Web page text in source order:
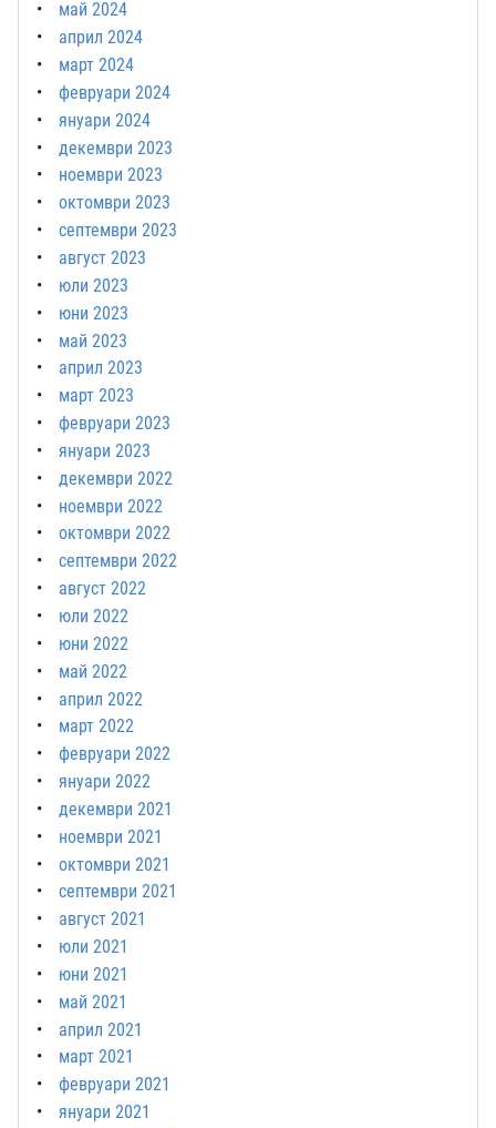
май 2024
април 2024
март 2024
февруари 2024
януари 2024
декември 2023
ноември 2023
октомври 2023
септември 2023
август 2023
юли 2023
юни 2023
май 2023
април 2023
март 2023
февруари 2023
януари 2023
декември 2022
ноември 2022
октомври 2022
септември 2022
август 2022
юли 2022
юни 2022
май 2022
април 2022
март 2022
февруари 2022
януари 2022
декември 2021
ноември 2021
октомври 2021
септември 2021
август 2021
юли 2021
юни 2021
май 2021
април 2021
март 2021
февруари 2021
януари 2021